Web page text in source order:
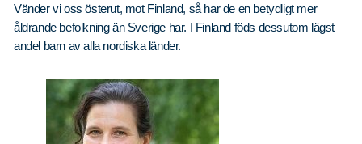
Vänder vi oss österut, mot Finland, så har de en betydligt mer
åldrande befolkning än Sverige har. I Finland föds dessutom lägst
andel barn av alla nordiska länder.